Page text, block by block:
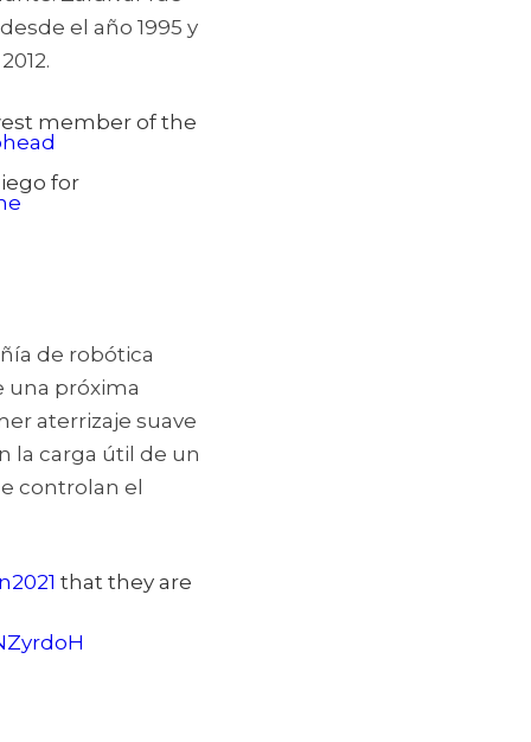
el año 1995 y
member of the
for
de robótica
una próxima
aterrizaje suave
la carga útil de un
controlan el
that they are